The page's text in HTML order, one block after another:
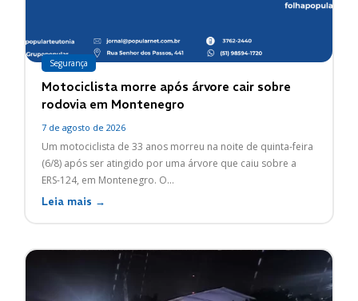
Segurança
Motociclista morre após árvore cair sobre
rodovia em Montenegro
7 de agosto de 2026
Um motociclista de 33 anos morreu na noite de quinta-feira
(6/8) após ser atingido por uma árvore que caiu sobre a
ERS-124, em Montenegro. O...
Leia mais →